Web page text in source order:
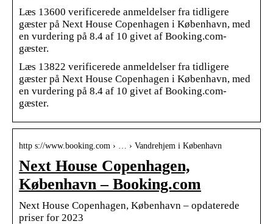
Læs 13600 verificerede anmeldelser fra tidligere
gæster på Next House Copenhagen i København, med
en vurdering på 8.4 af 10 givet af Booking.com-
gæster.
Læs 13822 verificerede anmeldelser fra tidligere
gæster på Next House Copenhagen i København, med
en vurdering på 8.4 af 10 givet af Booking.com-
gæster.
http s://www.booking.com › … › Vandrehjem i København
Next House Copenhagen,
København – Booking.com
Next House Copenhagen, København – opdaterede
priser for 2023